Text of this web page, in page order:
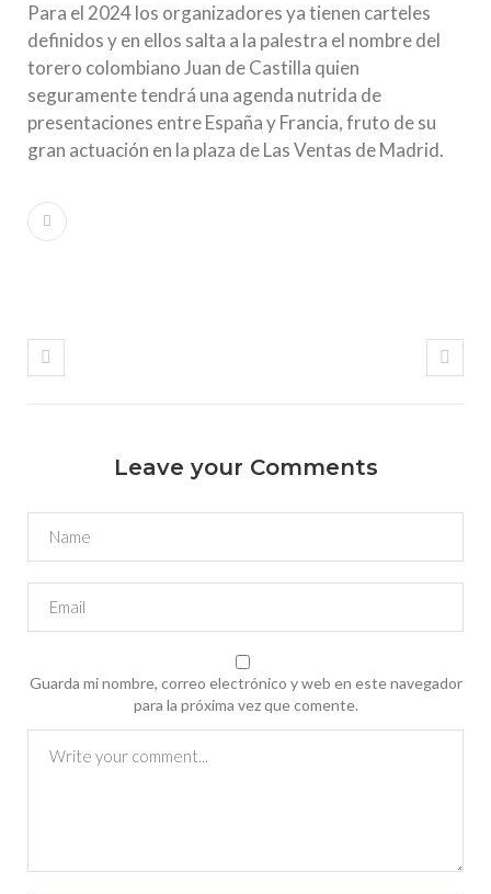
Para el 2024 los organizadores ya tienen carteles
definidos y en ellos salta a la palestra el nombre del
torero colombiano Juan de Castilla quien
seguramente tendrá una agenda nutrida de
presentaciones entre España y Francia, fruto de su
gran actuación en la plaza de Las Ventas de Madrid.
Leave your Comments
Guarda mi nombre, correo electrónico y web en este navegador
para la próxima vez que comente.